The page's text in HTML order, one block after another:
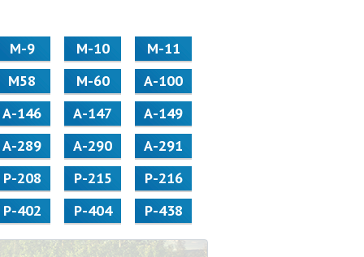
М-9 М-10
М-11
М58 M-60
А-100
А-146 А-147
А-149
А-289 А-290
А-291
Р-208 Р-215
Р-216
Р-402 Р-404 Р-438